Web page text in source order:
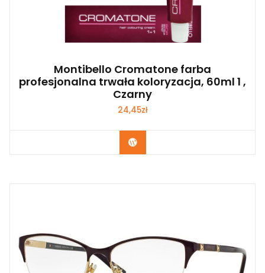
Montibello Cromatone farba
profesjonalna trwała koloryzacja, 60ml 1 ,
Czarny
24,45zł
Zobacz